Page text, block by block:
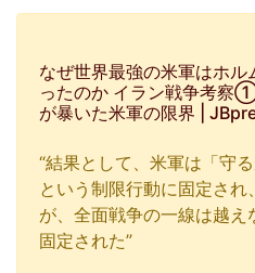
なぜ世界最強の米軍はホ
ったのか イラン戦争考察
が暴いた米軍の限界 |
“結果として、米軍は「守
という制限行動に固定され
が、全面戦争の一線は越
固定された”